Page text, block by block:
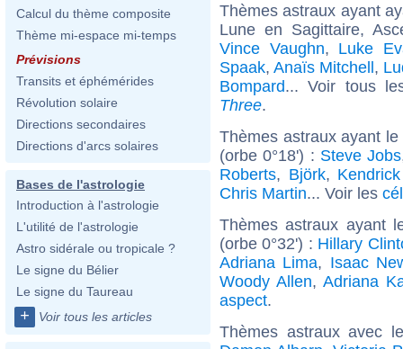
Calcul du thème composite
Thème mi-espace mi-temps
Prévisions
Transits et éphémérides
Révolution solaire
Directions secondaires
Directions d'arcs solaires
Bases de l'astrologie
Introduction à l'astrologie
L'utilité de l'astrologie
Astro sidérale ou tropicale ?
Le signe du Bélier
Le signe du Taureau
+ Voir tous les articles
Thèmes astraux ayant
Lune en Sagittaire,
Vince Vaughn, Luke
Spaak,Anaïs Mitchell,
Bompard... Voir tous
Three.
Thèmes astraux ayant
(orbe 0°18') : Steve Jobs
Roberts, Björk,
Chris Martin... Voir les
Thèmes astraux ayant
(orbe 0°32') : Hillary
Adriana Lima, Isaac
Woody Allen, Adriana
aspect.
Thèmes astraux avec